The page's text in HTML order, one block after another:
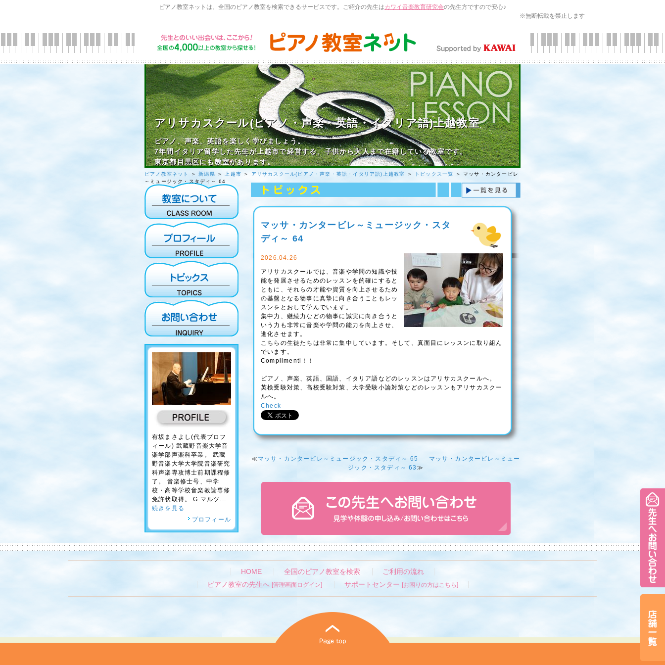
ピアノ教室ネットは、全国のピアノ教室を検索できるサービスです。ご紹介の先生はカワイ音楽教育研究会の先生方ですので安心♪
※無断転載を禁止します
アリサカスクール(ピアノ・声楽・英語・イタリア語)上越教室
ピアノ、声楽、英語を楽しく学びましょう。
7年間イタリア留学した先生が上越市で経営する、子供から大人まで在籍している教室です。
東京都目黒区にも教室があります。
ピアノ教室ネット ＞新潟県 ＞ 上越市 ＞ アリサカスクール(ピアノ・声楽・英語・イタリア語)上越教室 ＞ トピックス一覧
＞ マッサ・カンタービレ
～ミュージック・スタディ～ 64
有坂まさよし(代表プロフ
ィール) 武蔵野音楽大学音
楽学部声楽科卒業。 武蔵
野音楽大学大学院音楽研究
科声楽専攻博士前期課程修
了。 音楽修士号、中学
校・高等学校音楽教諭専修
免許状取得。 G.マルツ...
続きを見る
プロフィール
マッサ・カンタービレ～ミュージック・スタ
ディ～ 64
2026.04.26
アリサカスクールでは、音楽や学問の知識や技
能を発展させるためのレッスンを的確にすると
ともに、それらの才能や資質を向上させるため
の基盤となる物事に真摯に向き合うこともレッ
スンをとおして学んでいます。
集中力、継続力などの物事に誠実に向き合うと
いう力も非常に音楽や学問の能力を向上させ、
進化させます。
こちらの生徒たちは非常に集中しています。そして、真面目にレッスンに取り組ん
でいます。
Complimenti！！
ピアノ、声楽、英語、国語、イタリア語などのレッスンはアリサカスクールへ。
英検受験対策、高校受験対策、大学受験小論対策などのレッスンもアリサカスクー
ルへ。
Check
≪マッサ・カンタービレ～ミュージック・スタディ～ 65
マッサ・カンタービレ～ミュー
ジック・スタディ～ 63 ≫
HOME 全国のピアノ教室を検索
ご利用の流れ
ピアノ教室の先生へ [管理画面ログイン] サポートセンター [お困りの方はこちら]